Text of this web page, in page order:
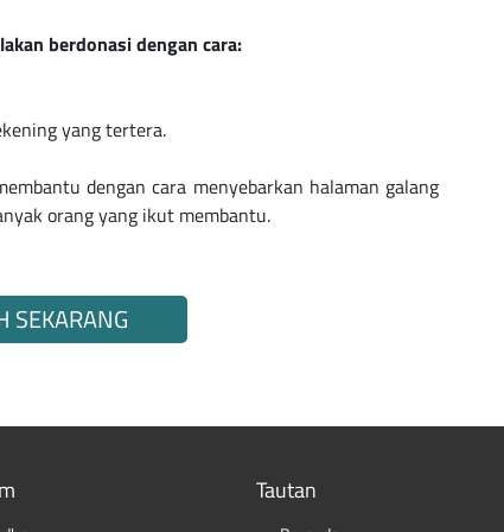
berdonasi dengan cara:
yang tertera.
dengan cara menyebarkan halaman galang
orang yang ikut membantu.
SEKARANG
Tautan